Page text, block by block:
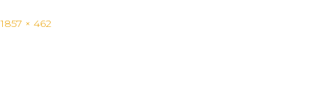
1857 × 462